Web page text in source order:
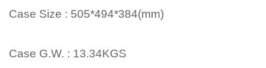
Case Size : 505*494*384(mm)
Case G.W. : 13.34KGS